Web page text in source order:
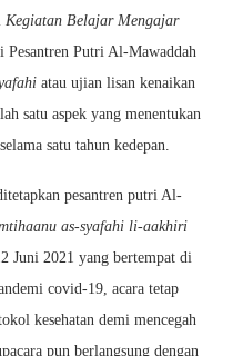
Kegiatan Belajar Mengajar
Pesantren Putri Al-Mawaddah
atau ujian lisan kenaikan
satu aspek yang menentukan
satu tahun kedepan.
pesantren putri Al-
as-syafahi li-aakhiri
Juni 2021 yang bertempat di
covid-19, acara tetap
kesehatan demi mencegah
pun berlangsung dengan